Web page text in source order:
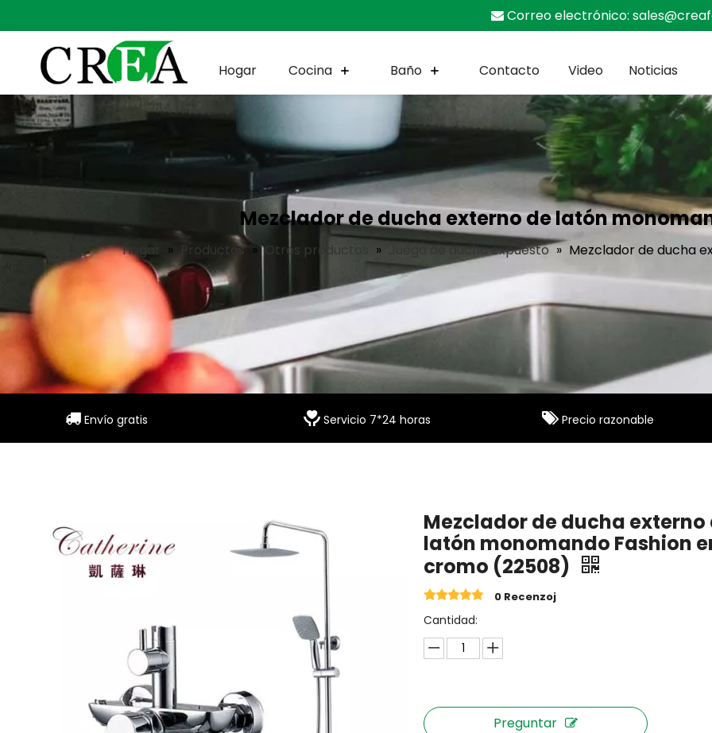
 Correo electrónico:
Hogar Cocina Baño Contacto Video Noticias
Mezclador de ducha externo de latón
Hogar » Productos » Otros productos » Juego de ducha expuesto » Mezclador de ducha
 Envío gratis  Servicio 7*24 horas  Precio razonable
Mezclador de ducha externo
latón monomando Fashion
cromo (22508)
0 Recenzoj
Cantidad:
Preguntar